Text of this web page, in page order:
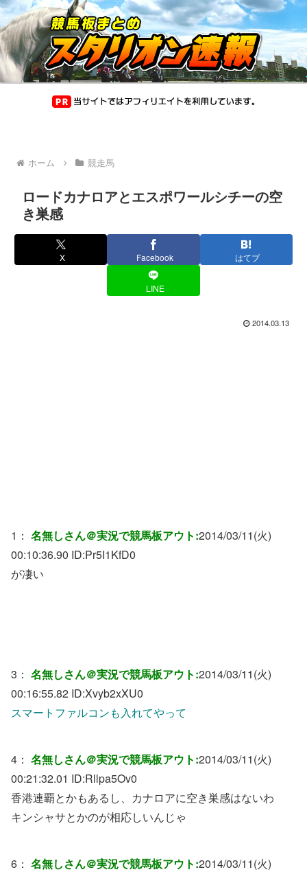
ホーム 競走馬
ロードカナロアとエスポワールシチーの空
き巣感
X Facebook はてブ
LINE
2014.03.13
1： 名無しさん＠実況で競馬板アウト:2014/03/11(火)
00:10:36.90 ID:Pr5I1KfD0
が凄い
3： 名無しさん＠実況で競馬板アウト:2014/03/11(火)
00:16:55.82 ID:Xvyb2xXU0
スマートファルコンも入れてやって
4： 名無しさん＠実況で競馬板アウト:2014/03/11(火)
00:21:32.01 ID:Rllpa5Ov0
香港連覇とかもあるし、カナロアに空き巣感はないわ
キンシャサとかのが相応しいんじゃ
6： 名無しさん＠実況で競馬板アウト:2014/03/11(火)